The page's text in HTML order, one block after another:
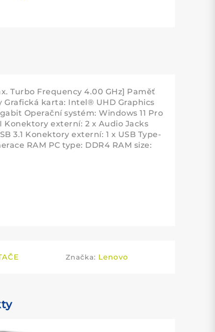
Turbo Frequency 4.00 GHz] Paměť
Grafická karta: Intel® UHD Graphics
Operační systém: Windows 11 Pro
Konektory externí: 2 x Audio Jacks
3.1 Konektory externí: 1 x USB Type-
RAM PC type: DDR4 RAM size:
Značka: Lenovo